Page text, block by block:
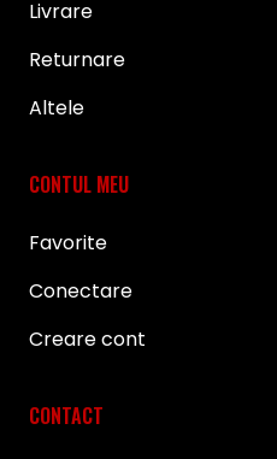
Livrare
Returnare
Altele
CONTUL MEU
Favorite
Conectare
Creare cont
CONTACT